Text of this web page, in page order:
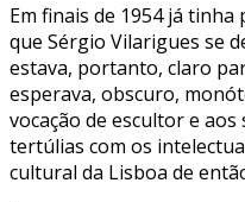
Em finais de 1954 já
que Sérgio Vilarigues se
estava, portanto, claro
esperava, obscuro,
vocação de escultor e
tertúlias com os
cultural da Lisboa de